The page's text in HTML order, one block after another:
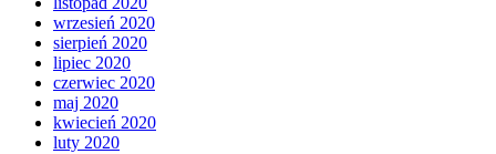
wrzesień 2020
sierpień 2020
lipiec 2020
czerwiec 2020
maj 2020
kwiecień 2020
luty 2020